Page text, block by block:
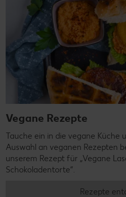
Vegane Rezepte
Tauche ein in die vegane Küche
Auswahl an veganen Rezepten
unserem Rezept für „Vegane
Schokoladentorte“.
Rezepte